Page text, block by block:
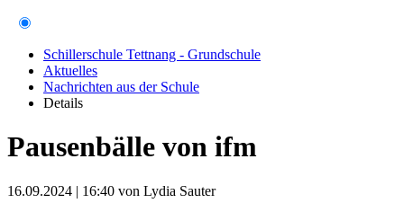
Schillerschule Tettnang - Grundschule
Aktuelles
Nachrichten aus der Schule
Details
Pausenbälle von ifm
16.09.2024 | 16:40 von Lydia Sauter